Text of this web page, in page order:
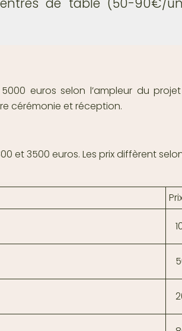
euros selon l’ampleur du
cérémonie et réception.
et 3500 euros. Les prix diffèrent